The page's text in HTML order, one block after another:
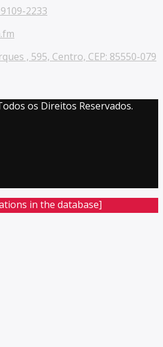
2233
, 595, Centro, CEP: 85550-079
os Direitos Reservados.
in the database]